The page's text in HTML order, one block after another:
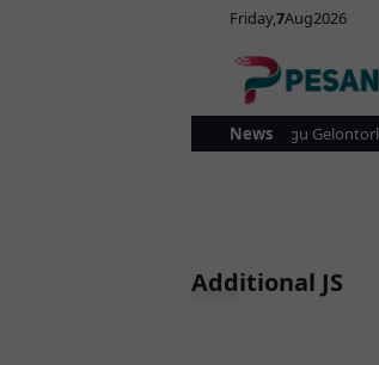
Friday7Aug2026
News
Pemkot Kotamobagu
Additional JS